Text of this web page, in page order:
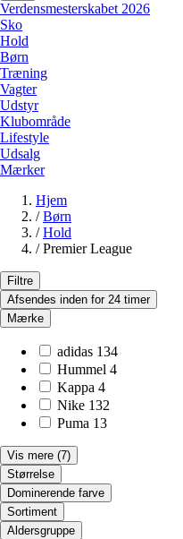
Verdensmesterskabet 2026
Sko
Hold
Børn
Træning
Vagter
Udstyr
Klubområde
Lifestyle
Udsalg
Mærker
Hjem
/ Børn
/ Hold
/ Premier League
Filtre
Afsendes inden for 24 timer
Mærke
adidas 134
Hummel 4
Kappa 4
Nike 132
Puma 13
Vis mere (7)
Størrelse
Dominerende farve
Sortiment
Aldersgruppe